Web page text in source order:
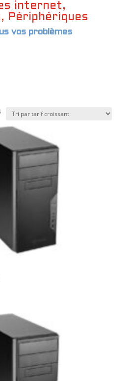
internet,
Périphériques
vos problèmes
Trié
prix
croissant